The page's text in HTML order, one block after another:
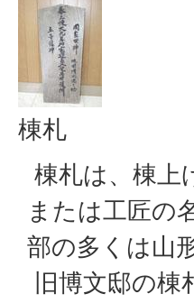
棟札
棟札は、棟上
または工匠の
部の多くは山
旧博文邸の